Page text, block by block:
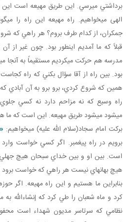
برداشتي مي رسي. اين طريق مهيعه است
الهی مي خواهيم. راه مهيعه اين راه را مي
جمکران، از کدام طرف بروم؟ هر راهي که
قبلاً که ما آمديم اين طور بود. چون غير از
مدرسه هم حرکت مي کرديم مستقيماً به آنجا
بود. بين راه از آقا سؤال بکني که راه
همين که شروع کردي، برو برو به آن
راه وسيع که نه مزاحم دارد نه کسي جلوي
مي شود مي شود طريق مهيعه. اين است که ما
برکت امام سجاد(سلام الله عليه) مي خواهيم:
برويم در راه پيغمبر. اگر کسي خواست
است. بين او و بين خداي سبحان هيچ
هيچ بهانه اي نيست هر راهي که خواست
بنابراين ما هستيم و اين راه مهيعه. اگر
کرد و ماه شعبان را طي کرد که إن شاءالله
نظامي که سرتاسر مديون شهداء است